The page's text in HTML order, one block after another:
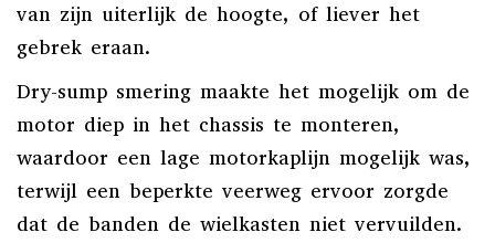
van zijn uiterlijk de hoogte, of liever het
gebrek eraan.
Dry-sump smering maakte het mogelijk om de
motor diep in het chassis te monteren,
waardoor een lage motorkaplijn mogelijk was,
terwijl een beperkte veerweg ervoor zorgde
dat de banden de wielkasten niet vervuilden.